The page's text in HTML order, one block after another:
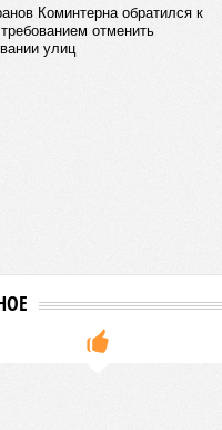
Коминтерна обратился к
отменить
улиц